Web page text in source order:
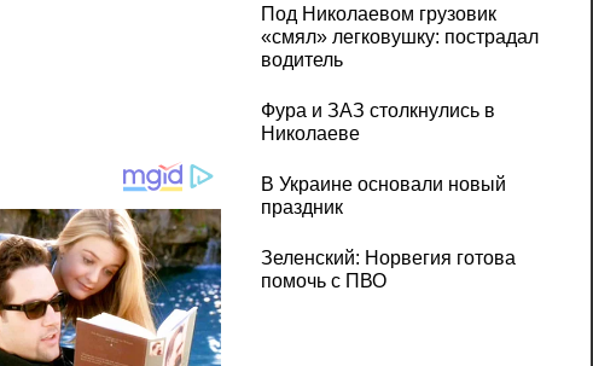
Под Николаевом грузовик
«смял» легковушку: пострадал
водитель
Фура и ЗАЗ столкнулись в
Николаеве
В Украине основали новый
праздник
Зеленский: Норвегия готова
помочь с ПВО